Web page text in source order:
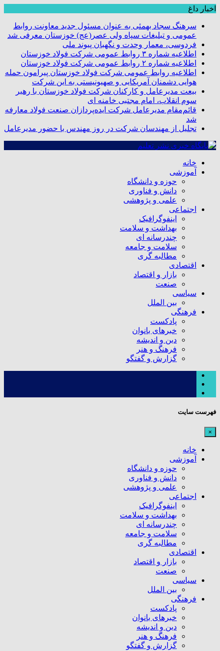
اخبار داغ
سرهنگ سجاد بهمئی به عنوان مسئول جدید معاونت روابط
عمومی و تبلیغات سپاه ولی عصر(عج) خوزستان معرفی شد
فردوسی، معمار وحدت و نگهبان پیوند ملی
اطلاعیه شماره ۳ روابط عمومی شرکت فولاد خوزستان
اطلاعیه شماره ۲ روابط عمومی شرکت فولاد خوزستان
اطلاعیه روابط عمومی شرکت فولاد خوزستان پیرامون حمله
هوایی دشمنان آمریکایی و صهیونیستی به این شرکت
بیعت مدیرعامل و کارکنان شرکت فولاد خوزستان با رهبر
سوم انقلاب، امام مجتبی خامنه ای
قائم‌مقام مدیرعامل شرکت ایده‌پردازان صنعت فولاد معارفه
شد
تجلیل از مهندسان شرکت در روز مهندس با حضور مدیرعامل
خانه
آموزشی
حوزه و دانشگاه
دانش و فناوری
علمی و پژوهشی
اجتماعی
اینفوگرافیک
بهداشت و سلامت
چندرسانه ای
سلامت و جامعه
مطالبه گری
اقتصادی
بازار و اقتصاد
صنعت
سیاسی
بین الملل
فرهنگی
پادکست
خبرهای بانوان
دین و اندیشه
فرهنگ و هنر
گزارش و گفتگو
فهرست سایت
×
خانه
آموزشی
حوزه و دانشگاه
دانش و فناوری
علمی و پژوهشی
اجتماعی
اینفوگرافیک
بهداشت و سلامت
چندرسانه ای
سلامت و جامعه
مطالبه گری
اقتصادی
بازار و اقتصاد
صنعت
سیاسی
بین الملل
فرهنگی
پادکست
خبرهای بانوان
دین و اندیشه
فرهنگ و هنر
گزارش و گفتگو